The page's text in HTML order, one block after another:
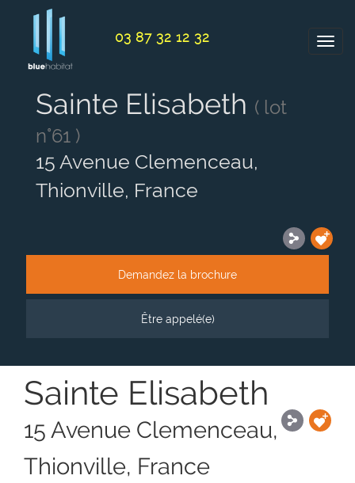
03 87 32 12 32
Sainte Elisabeth ( lot
n°61 )
15 Avenue Clemenceau,
Thionville, France
Demandez la brochure
Être appelé(e)
Sainte Elisabeth
15 Avenue Clemenceau,
Thionville, France
Panneau de gestion des cookies